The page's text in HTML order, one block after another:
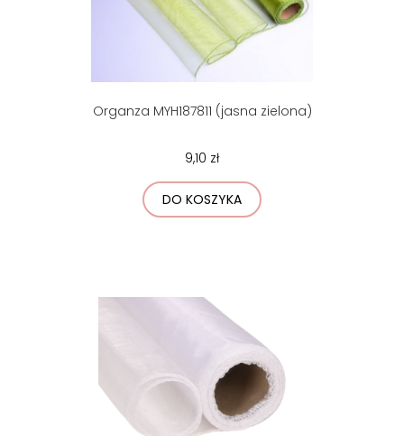
Organza MYH187811 (jasna zielona)
9,10 zł
DO KOSZYKA